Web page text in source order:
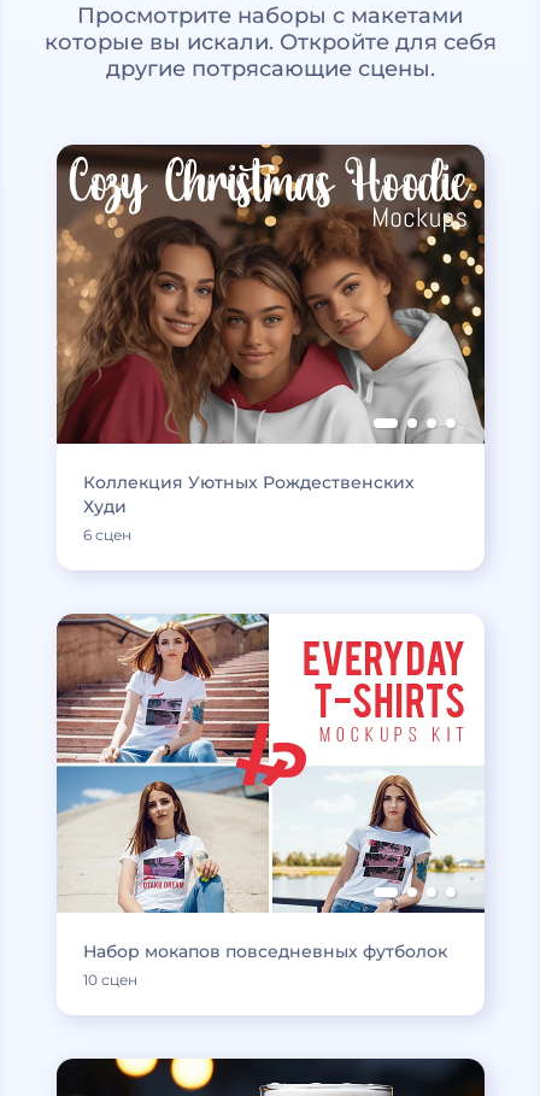
Просмотрите наборы с макетами
которые вы искали. Откройте для себя
другие потрясающие сцены.
Коллекция Уютных Рождественских
Худи
6 сцен
Набор мокапов повседневных футболок
10 сцен